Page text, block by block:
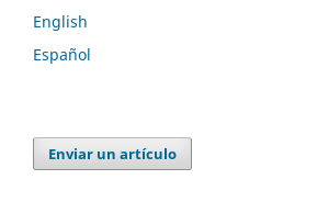
English
Español
Enviar un artículo